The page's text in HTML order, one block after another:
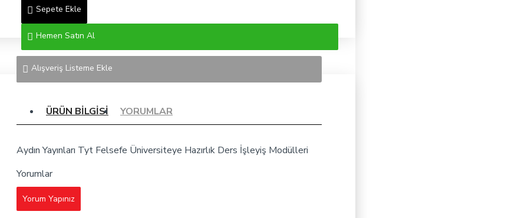
Sepete Ekle
Hemen Satın Al
Alışveriş Listeme Ekle
ÜRÜN BILGISI YORUMLAR
Aydın Yayınları Tyt Felsefe Üniversiteye Hazırlık Ders İşleyiş Modülleri
Yorumlar
Yorum Yapınız